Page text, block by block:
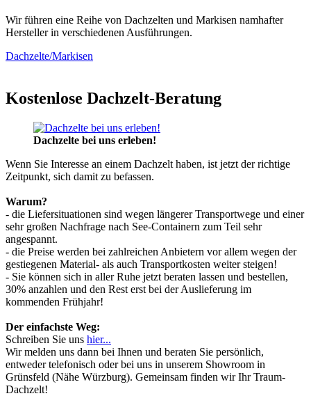
Wir führen eine Reihe von Dachzelten und Markisen namhafter
Hersteller in verschiedenen Ausführungen.
Dachzelte/Markisen
Kostenlose Dachzelt-Beratung
Dachzelte bei uns erleben!
Wenn Sie Interesse an einem Dachzelt haben, ist jetzt der richtige
Zeitpunkt, sich damit zu befassen.
Warum?
- die Liefersituationen sind wegen längerer Transportwege und einer
sehr großen Nachfrage nach See-Containern zum Teil sehr
angespannt.
- die Preise werden bei zahlreichen Anbietern vor allem wegen der
gestiegenen Material- als auch Transportkosten weiter steigen!
- Sie können sich in aller Ruhe jetzt beraten lassen und bestellen,
30% anzahlen und den Rest erst bei der Auslieferung im
kommenden Frühjahr!
Der einfachste Weg:
Schreiben Sie uns hier...
Wir melden uns dann bei Ihnen und beraten Sie persönlich,
entweder telefonisch oder bei uns in unserem Showroom in
Grünsfeld (Nähe Würzburg). Gemeinsam finden wir Ihr Traum-
Dachzelt!